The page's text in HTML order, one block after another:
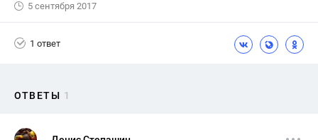
5 сентября 2017
1 ответ
ОТВЕТЫ 1